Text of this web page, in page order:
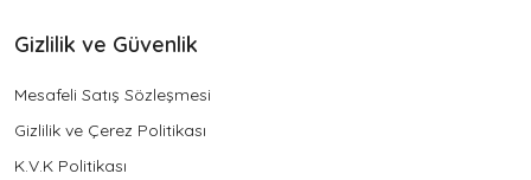
Gizlilik ve Güvenlik
Mesafeli Satış Sözleşmesi
Gizlilik ve Çerez Politikası
K.V.K Politikası